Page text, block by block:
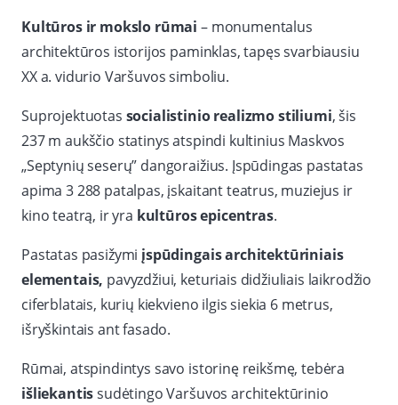
Kultūros ir mokslo rūmai – monumentalus
architektūros istorijos paminklas, tapęs svarbiausiu
XX a. vidurio Varšuvos simboliu.
Suprojektuotas socialistinio realizmo stiliumi, šis
237 m aukščio statinys atspindi kultinius Maskvos
„Septynių seserų” dangoraižius. Įspūdingas pastatas
apima 3 288 patalpas, įskaitant teatrus, muziejus ir
kino teatrą, ir yra kultūros epicentras.
Pastatas pasižymi įspūdingais architektūriniais
elementais, pavyzdžiui, keturiais didžiuliais laikrodžio
ciferblatais, kurių kiekvieno ilgis siekia 6 metrus,
išryškintais ant fasado.
Rūmai, atspindintys savo istorinę reikšmę, tebėra
išliekantissudėtingo Varšuvos architektūrinio